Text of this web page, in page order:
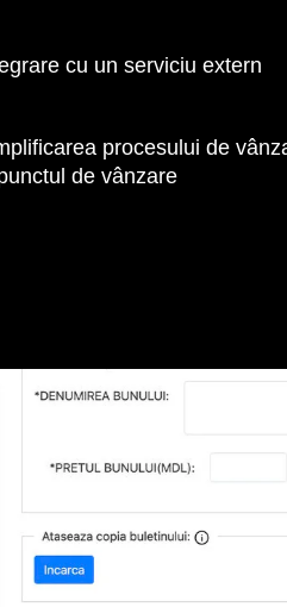
cu un serviciu extern
procesului de
de vânzare